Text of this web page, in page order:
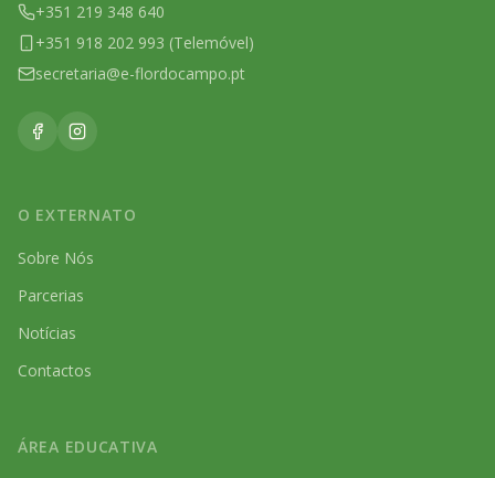
+351 219 348 640
+351 918 202 993 (Telemóvel)
secretaria@e-flordocampo.pt
O EXTERNATO
Sobre Nós
Parcerias
Notícias
Contactos
ÁREA EDUCATIVA